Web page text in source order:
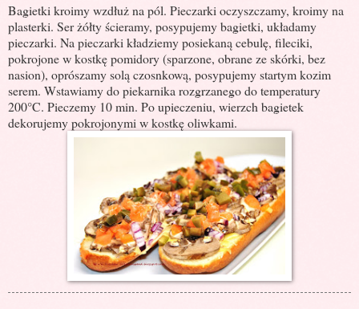
Bagietki kroimy wzdłuż na pól. Pieczarki oczyszczamy, kroimy na
plasterki. Ser żółty ścieramy, posypujemy bagietki, układamy
pieczarki. Na pieczarki kładziemy posiekaną cebulę, fileciki,
pokrojone w kostkę pomidory (sparzone, obrane ze skórki, bez
nasion), oprószamy solą czosnkową, posypujemy startym kozim
serem. Wstawiamy do piekarnika rozgrzanego do temperatury
200°C. Pieczemy 10 min. Po upieczeniu, wierzch bagietek
dekorujemy pokrojonymi w kostkę oliwkami.